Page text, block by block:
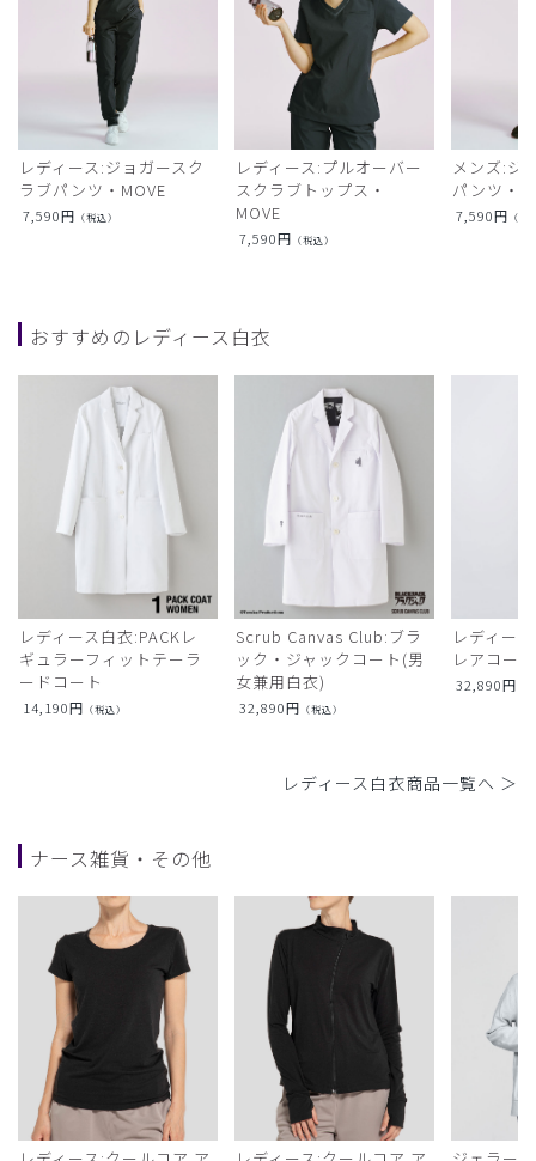
レディース:ジョガースク
ラブパンツ・MOVE
7,590円 （税込）
レディース:プルオーバー
スクラブトップス・
MOVE
7,590円 （税込）
メンズ:ジ
パンツ・
7,590円 （税
おすすめのレディース白衣
レディース白衣:PACKレ
ギュラーフィットテーラ
ードコート
14,190円 （税込）
Scrub Canvas Club:ブラ
ック・ジャックコート(男
女兼用白衣)
32,890円 （税込）
レディー
レアコート
32,890円
レディース白衣商品一覧へ ＞
ナース雑貨・その他